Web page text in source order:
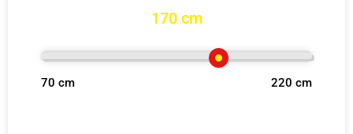
170 cm
70 cm 220 cm